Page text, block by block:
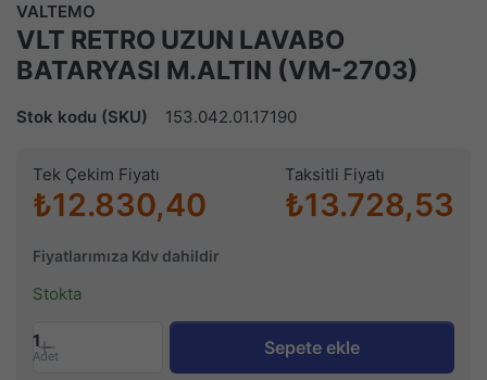
VALTEMO
VLT RETRO UZUN LAVABO
BATARYASI M.ALTIN (VM-2703)
Stok kodu (SKU) 153.042.01.17190
Tek Çekim Fiyatı
₺12.830,40
Taksitli Fiyatı
₺13.728,53
Fiyatlarımıza Kdv dahildir
Stokta
1
Adet Sepete ekle